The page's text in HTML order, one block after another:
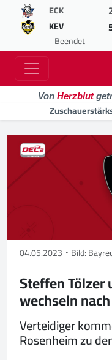
ECK
KEV
Beendet
Von Herzblut
04.05.2023 Bild:
Steffen Tölzer
wechseln
Verteidiger
Rosenheim zu